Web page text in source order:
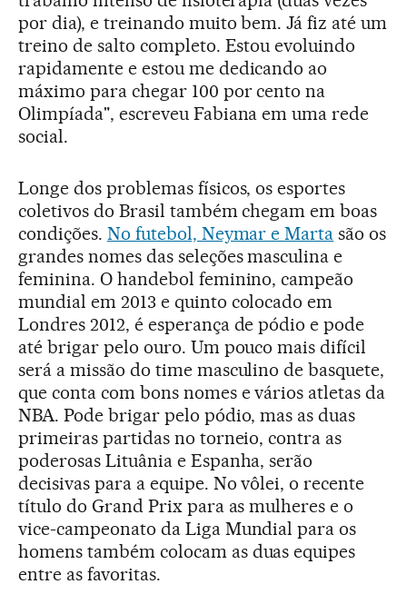
por dia), e treinando muito bem. Já fiz até um
treino de salto completo. Estou evoluindo
rapidamente e estou me dedicando ao
máximo para chegar 100 por cento na
Olimpíada", escreveu Fabiana em uma rede
social.
Longe dos problemas físicos, os esportes
coletivos do Brasil também chegam em boas
condições. No futebol, Neymar e Marta são os
grandes nomes das seleções masculina e
feminina. O handebol feminino, campeão
mundial em 2013 e quinto colocado em
Londres 2012, é esperança de pódio e pode
até brigar pelo ouro. Um pouco mais difícil
será a missão do time masculino de basquete,
que conta com bons nomes e vários atletas da
NBA. Pode brigar pelo pódio, mas as duas
primeiras partidas no torneio, contra as
poderosas Lituânia e Espanha, serão
decisivas para a equipe. No vôlei, o recente
título do Grand Prix para as mulheres e o
vice-campeonato da Liga Mundial para os
homens também colocam as duas equipes
entre as favoritas.